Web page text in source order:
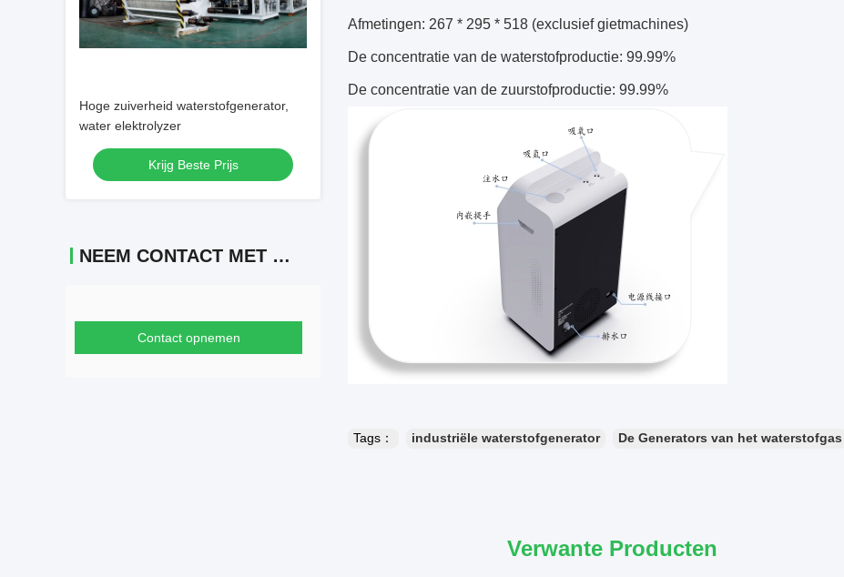
Hoge zuiverheid waterstofgenerator,
water elektrolyzer
Krijg Beste Prijs
NEEM CONTACT MET ONS OP
Contact opnemen
Afmetingen: 267 * 295 * 518 (exclusief gietmachines)
De concentratie van de waterstofproductie: 99.99%
De concentratie van de zuurstofproductie: 99.99%
Tags： industriële waterstofgenerator De Generators van het waterstofgas
Verwante Producten